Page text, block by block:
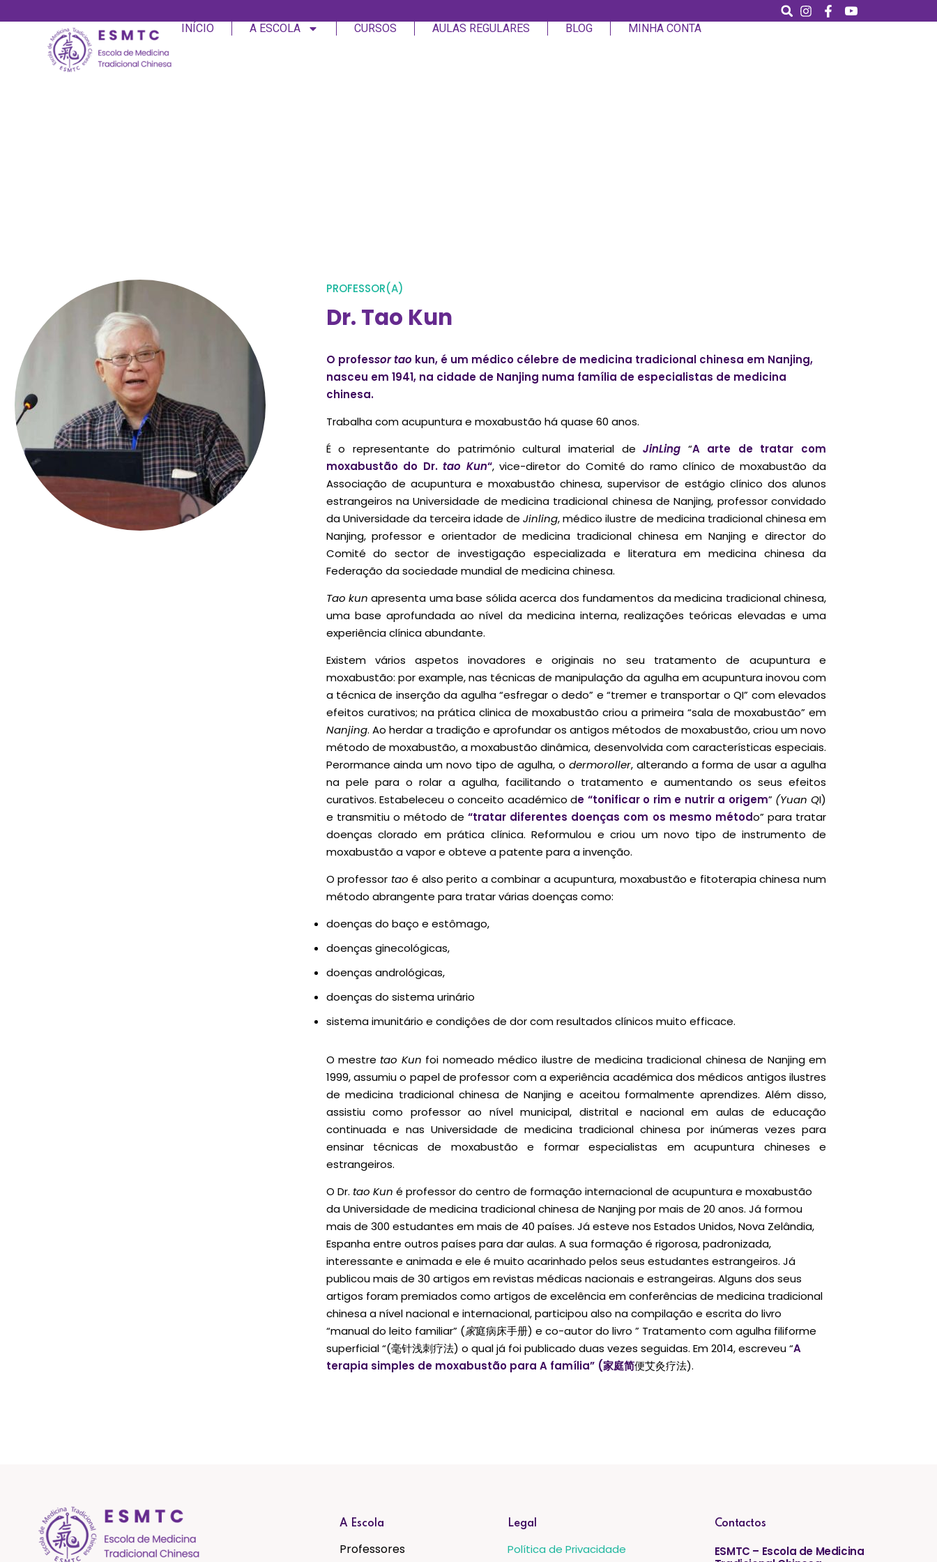
INÍCIO A ESCOLA CURSOS AULAS REGULARES BLOG MINHA CONTA
PROFESSOR(A)
Dr. Tao Kun
O professor tao kun, é um médico célebre de medicina tradicional chinesa em Nanjing,
nasceu em 1941, na cidade de Nanjing numa família de especialistas de medicina
chinesa.
Trabalha com acupuntura e moxabustão há quase 60 anos.
É o representante do património cultural imaterial deJinLing “A arte de tratar com
moxabustão do Dr.tao Kun“, vice-diretor do Comité do ramo clínico de moxabustão da
Associação de acupuntura e moxabustão chinesa, supervisor de estágio clínico dos alunos
estrangeiros na Universidade de medicina tradicional chinesa de Nanjing, professor convidado
da Universidade da terceira idade deJinling, médico ilustre de medicina tradicional chinesa em
Nanjing, professor e orientador de medicina tradicional chinesa em Nanjing e director do
Comité do sector de investigação especializada e literatura em medicina chinesa da
Federação da sociedade mundial de medicina chinesa.
Tao kun apresenta uma base sólida acerca dos fundamentos da medicina tradicional chinesa,
uma base aprofundada ao nível da medicina interna, realizações teóricas elevadas e uma
experiência clínica abundante.
Existem vários aspetos inovadores e originais no seu tratamento de acupuntura e
moxabustão: por example, nas técnicas de manipulação da agulha em acupuntura inovou com
a técnica de inserção da agulha “esfregar o dedo” e “tremer e transportar o QI” com elevados
efeitos curativos; na prática clinica de moxabustão criou a primeira “sala de moxabustão” em
Nanjing. Ao herdar a tradição e aprofundar os antigos métodos de moxabustão, criou um novo
método de moxabustão, a moxabustão dinâmica, desenvolvida com características especiais.
Perormance ainda um novo tipo de agulha, o dermoroller, alterando a forma de usar a agulha
na pele para o rolar a agulha, facilitando o tratamento e aumentando os seus efeitos
curativos. Estabeleceu o conceito académico de “tonificar o rim e nutrir a origem” (Yuan QI)
e transmitiu o método de “tratar diferentes doenças com os mesmo método” para tratar
doenças clorado em prática clínica. Reformulou e criou um novo tipo de instrumento de
moxabustão a vapor e obteve a patente para a invenção.
O professor tao é also perito a combinar a acupuntura, moxabustão e fitoterapia chinesa num
método abrangente para tratar várias doenças como:
doenças do baço e estômago,
doenças ginecológicas,
doenças andrológicas,
doenças do sistema urinário
sistema imunitário e condiçôes de dor com resultados clínicos muito efficace.
O mestre tao Kun foi nomeado médico ilustre de medicina tradicional chinesa de Nanjing em
1999, assumiu o papel de professor com a experiência académica dos médicos antigos ilustres
de medicina tradicional chinesa de Nanjing e aceitou formalmente aprendizes. Além disso,
assistiu como professor ao nível municipal, distrital e nacional em aulas de educação
continuada e nas Universidade de medicina tradicional chinesa por inúmeras vezes para
ensinar técnicas de moxabustão e formar especialistas em acupuntura chineses e
estrangeiros.
O Dr. tao Kun é professor do centro de formação internacional de acupuntura e moxabustão
da Universidade de medicina tradicional chinesa de Nanjing por mais de 20 anos. Já formou
mais de 300 estudantes em mais de 40 países. Já esteve nos Estados Unidos, Nova Zelândia,
Espanha entre outros países para dar aulas. A sua formação é rigorosa, padronizada,
interessante e animada e ele é muito acarinhado pelos seus estudantes estrangeiros. Já
publicou mais de 30 artigos em revistas médicas nacionais e estrangeiras. Alguns dos seus
artigos foram premiados como artigos de excelência em conferências de medicina tradicional
chinesa a nível nacional e internacional, participou also na compilação e escrita do livro
“manual do leito familiar” (家庭病床手册) e co-autor do livro ” Tratamento com agulha filiforme
superficial “(毫针浅刺疗法) o qual já foi publicado duas vezes seguidas. Em 2014, escreveu “A
terapia simples de moxabustão para A família” (家庭简便艾灸疗法).
A Escola
Professores
Legal
Política de Privacidade
Contactos
ESMTC – Escola de Medicina
Lembrar-me Perdeu sua senha?